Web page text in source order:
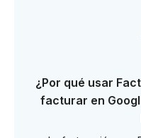
¿Por qué usar
facturar en